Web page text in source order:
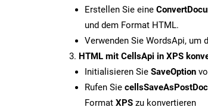
Erstellen Sie eine
und dem Format HTML.
Verwenden Sie WordsApi, um
HTML mit CellsApi in XPS
Initialisieren Sie SaveOption
Rufen Sie
Format XPS zu konvertieren